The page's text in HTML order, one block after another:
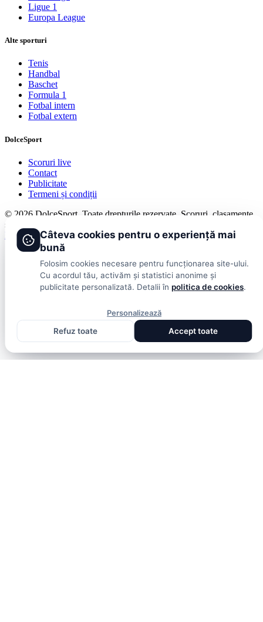
Ligue 1
Europa League
Alte sporturi
Tenis
Handbal
Baschet
Formula 1
Fotbal intern
Fotbal extern
DolceSport
Scoruri live
Contact
Publicitate
Termeni și condiții
© 2026 DolceSport. Toate drepturile rezervate. Scoruri, clasamente
și analize din toate competițiile
Fotbal intern Fotbal extern Scoruri live
Câteva cookies pentru o experiență mai
bună
Folosim cookies necesare pentru funcționarea site-ului.
Cu acordul tău, activăm și statistici anonime și
publicitate personalizată. Detalii în politica de cookies.
Personalizează
Refuz toate
Accept toate